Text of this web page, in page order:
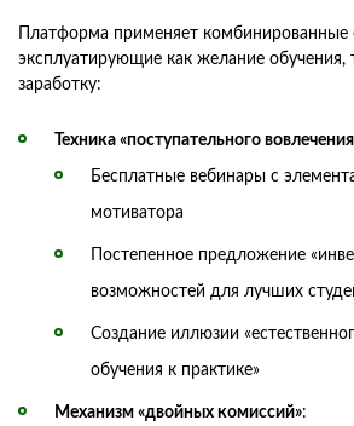
Платформа применяет комбинированные
эксплуатирующие как желание обучения,
заработку:
Техника «поступательного
Бесплатные вебинары с
мотиватора
Постепенное предложение
возможностей для лучших
Создание иллюзии
обучения к практике»
Механизм «двойных комиссий»: